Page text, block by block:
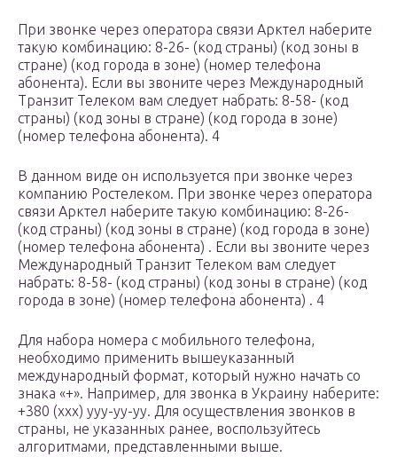
При звонке через оператора связи Арктел наберите
такую комбинацию: 8-26- (код страны) (код зоны в
стране) (код города в зоне) (номер телефона
абонента). Если вы звоните через Международный
Транзит Телеком вам следует набрать: 8-58- (код
страны) (код зоны в стране) (код города в зоне)
(номер телефона абонента). 4
В данном виде он используется при звонке через
компанию Ростелеком. При звонке через оператора
связи Арктел наберите такую комбинацию: 8-26-
(код страны) (код зоны в стране) (код города в зоне)
(номер телефона абонента) . Если вы звоните через
Международный Транзит Телеком вам следует
набрать: 8-58- (код страны) (код зоны в стране) (код
города в зоне) (номер телефона абонента) . 4
Для набора номера с мобильного телефона,
необходимо применить вышеуказанный
международный формат, который нужно начать со
знака «+». Например, для звонка в Украину наберите:
+380 (xxx) yyy-yy-yy. Для осуществления звонков в
страны, не указанных ранее, воспользуйтесь
алгоритмами, представленными выше.